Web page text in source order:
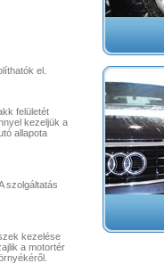
el.
felületét
kezeljük a
allapota
szolgáltatás
kezelése
a motortér